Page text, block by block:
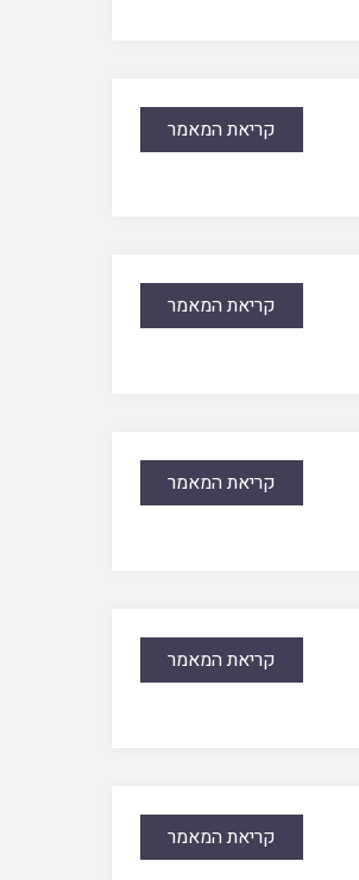
קריאת המאמר
קריאת המאמר
קריאת המאמר
קריאת המאמר
קריאת המאמר